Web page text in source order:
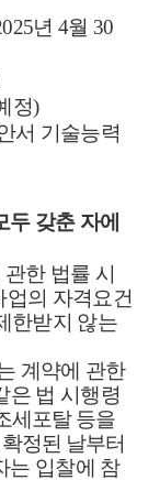
년4월 30
정)
서 기술능력
갖춘 자에
한 법률 시
업의 자격요건
한받지 않는
계약에 관한
은 법 시행령
세포탈 등을
정된 날부터
는 입찰에 참